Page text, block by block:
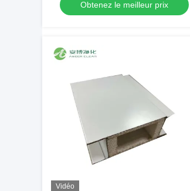
Obtenez le meilleur prix
Vidéo